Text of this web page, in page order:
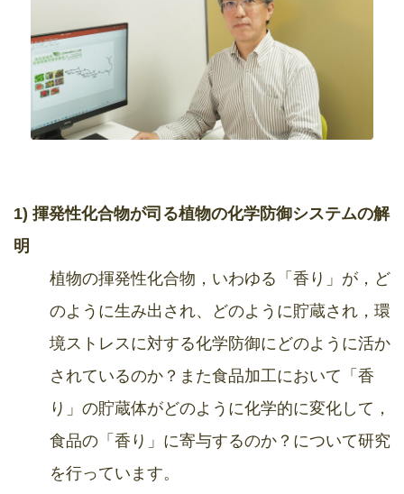
1) 揮発性化合物が司る植物の化学防御システムの解
明
植物の揮発性化合物，いわゆる「香り」が，ど
のように生み出され、どのように貯蔵され，環
境ストレスに対する化学防御にどのように活か
されているのか？ また食品加工において「香
り」の貯蔵体がどのように化学的に変化して，
食品の「香り」に寄与するのか？について研究
を行っています。